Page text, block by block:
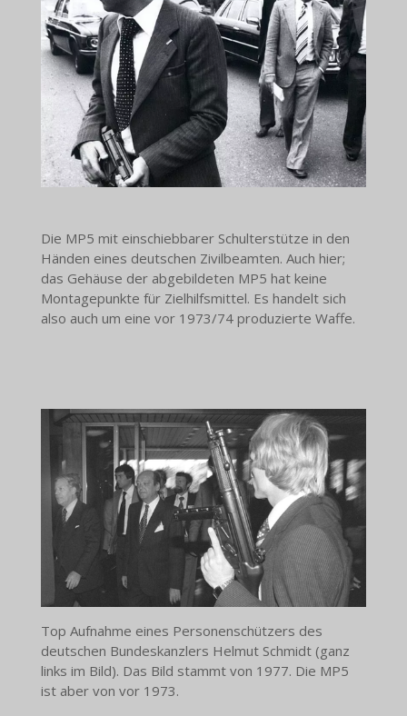
Die MP5 mit einschiebbarer Schulterstütze in den
Händen eines deutschen Zivilbeamten. Auch hier;
das Gehäuse der abgebildeten MP5 hat keine
Montagepunkte für Zielhilfsmittel. Es handelt sich
also auch um eine vor 1973/74 produzierte Waffe.
Top Aufnahme eines Personenschützers des
deutschen Bundeskanzlers Helmut Schmidt (ganz
links im Bild). Das Bild stammt von 1977. Die MP5
ist aber von vor 1973.